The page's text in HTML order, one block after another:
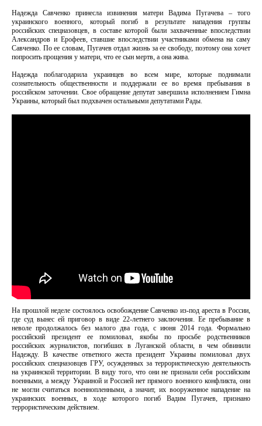
Надежда Савченко принесла извинения матери Вадима Пугачева – того
украинского военного, который погиб в результате нападения группы
российских спецназовцев, в составе которой были захваченные впоследствии
Александров и Ерофеев, ставшие впоследствии участниками обмена на саму
Савченко. По ее словам, Пугачев отдал жизнь за ее свободу, поэтому она хочет
попросить прощения у матери, что ее сын мертв, а она жива.
Надежда поблагодарила украинцев во всем мире, которые поднимали
сознательность общественности и поддержали ее во время пребывания в
российском заточении. Свое обращение депутат завершила исполнением Гимна
Украины, который был подхвачен остальными депутатами Рады.
На прошлой неделе состоялось освобождение Савченко из-под ареста в России,
где суд вынес ей приговор в виде 22-летнего заключения. Ее пребывание в
неволе продолжалось без малого два года, с июня 2014 года. Формально
российский президент ее помиловал, якобы по просьбе родственников
российских журналистов, погибших в Луганской области, в чем обвинили
Надежду. В качестве ответного жеста президент Украины помиловал двух
российских спецназовцев ГРУ, осужденных за террористическую деятельность
на украинской территории. В виду того, что они не признали себя российским
военными, а между Украиной и Россией нет прямого военного конфликта, они
не могли считаться военнопленными, а значит, их вооруженное нападение на
украинских военных, в ходе которого погиб Вадим Пугачев, признано
террористическим действием.